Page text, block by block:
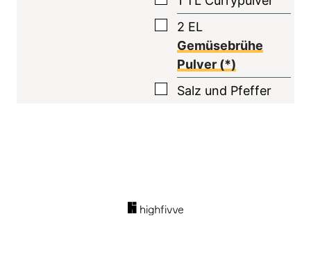
▢
2 EL
Gemüsebrühe
Pulver (*)
▢
Salz und Pfeffer